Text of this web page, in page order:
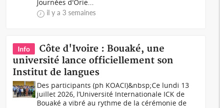
Journées d'Orie...
il y a 3 semaines
Info
Côte d'Ivoire : Bouaké, une
université lance officiellement son
Institut de langues
Des participants (ph KOACI)&nbsp;Ce lundi 13
juillet 2026, l’Université Internationale ICK de
Bouaké a vibré au rythme de la cérémonie de